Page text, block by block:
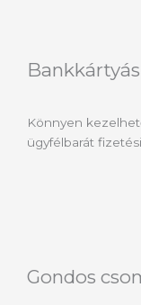
Könnyen
ügyfélbarát
Gondos